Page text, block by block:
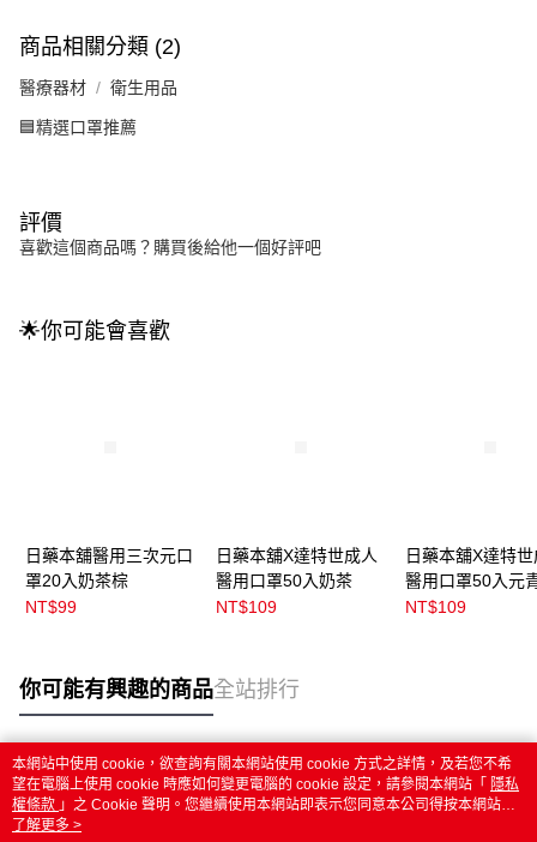
商品相關分類 (2)
醫療器材 衛生用品
🟦精選口罩推薦
評價
喜歡這個商品嗎？購買後給他一個好評吧
🌟你可能會喜歡
日藥本舖醫用三次元口
罩20入奶茶棕
NT$99
日藥本舖X達特世成人
醫用口罩50入奶茶
NT$109
日藥本舖X達特
醫用口罩50入元
NT$109
你可能有興趣的商品全站排行
熱門標籤
本網站中使用 cookie，欲查詢有關本網站使用 cookie 方式之詳情，及若您不希
望在電腦上使用 cookie 時應如何變更電腦的 cookie 設定，請參閱本網站「 隱私
權條款 」之 Cookie 聲明。您繼續使用本網站即表示您同意本公司得按本網站使
用條款之 Cookie 聲明使用 cookie。
了解更多 >